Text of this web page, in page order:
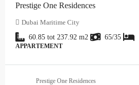
Prestige One Residences
Dubai Maritime City
60.85 tot 237.92 m2 65/35
APPARTEMENT
Prestige One Residences